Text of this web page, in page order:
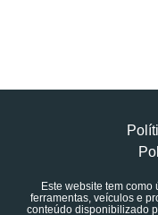
Este website tem
ferramentas, veículos e
conteúdo disponibilizado